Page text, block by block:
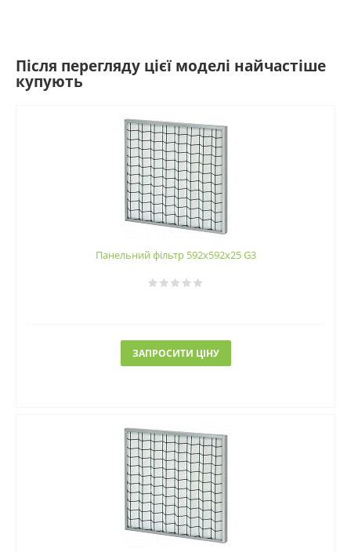
Після перегляду цієї моделі найчастіше
купують
Панельний фільтр 592х592х25 G3
ЗАПРОСИТИ ЦІНУ